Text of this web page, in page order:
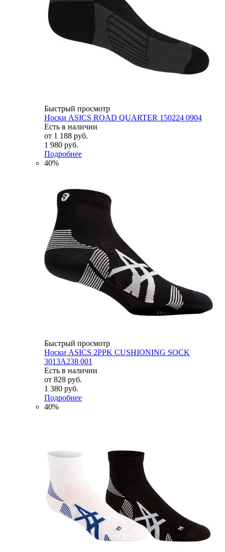
Быстрый просмотр
Носки ASICS ROAD QUARTER 150224 0904
Есть в наличии
от 1 188 руб.
1 980 руб.
Подробнее
40%
Быстрый просмотр
Носки ASICS 2PPK CUSHIONING SOCK
3013A238 001
Есть в наличии
от 828 руб.
1 380 руб.
Подробнее
40%